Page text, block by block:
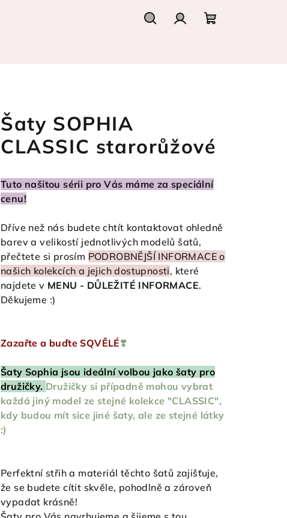
Šaty SOPHIA
CLASSIC starorůžové
Tuto našitou sérii pro Vás máme za speciální
cenu!
Dříve než nás budete chtít kontaktovat ohledně
barev a velikostí jednotlivých modelů šatů,
přečtete si prosím PODROBNĚJŠÍ INFORMACE o
našich kolekcích a jejich dostupnosti, které
najdete v MENU - DŮLEŽITÉ INFORMACE.
Děkujeme :)
Zazařte a buďte SQVĚLÉ❣️
Šaty Sophia jsou ideální volbou jako šaty pro
družičky. Družičky si případně mohou vybrat
každá jiný model ze stejné kolekce "CLASSIC",
kdy budou mít sice jiné šaty, ale ze stejné látky
:)
Perfektní střih a materiál těchto šatů zajišťuje,
že se budete cítit skvěle, pohodlně a zároveň
vypadat krásně!